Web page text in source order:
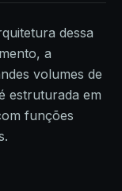
dessa
a
volumes de
estruturada em
funções